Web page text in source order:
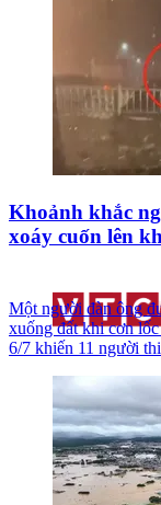
Khoảnh khắc
xoáy cuốn lên
Một người đàn ông
xuống đất khi cơn
6/7 khiến 11 người